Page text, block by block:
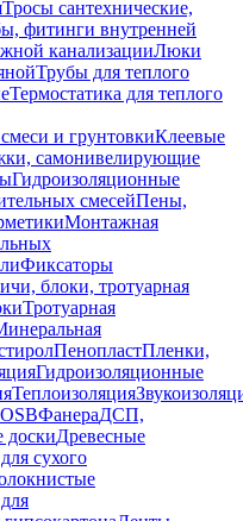
Тросы сантехнические,
фитинги внутренней
канализацииЛюки
Трубы для теплого
Термостатика для теплого
и грунтовкиКлеевые
самонивелирующие
Гидроизоляционные
смесейПены,
Монтажная
Фиксаторы
блоки, тротуарная
Тротуарная
ПенопластПленки,
Гидроизоляционные
Теплоизоляция
ФанераДСП,
доскиДревесные
сухого